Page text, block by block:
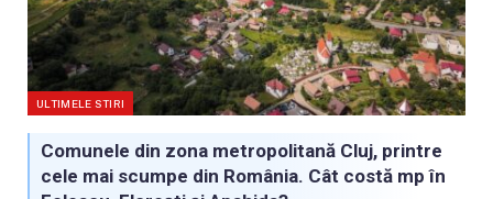
ULTIMELE STIRI
Comunele din zona metropolitană Cluj, printre
cele mai scumpe din România. Cât costă mp în